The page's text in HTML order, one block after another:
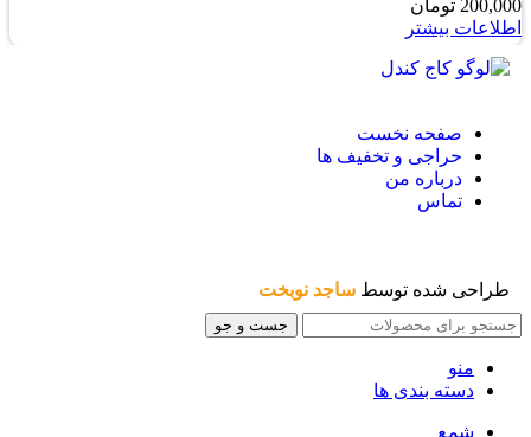
200,000 تومان
اطلاعات بیشتر
صفحه نخست
حراجی و تخفیف ها
درباره من
تماس
طراحی شده توسط ساجد نوبخت
جست و جو
منو
دسته بندی ها
شمع